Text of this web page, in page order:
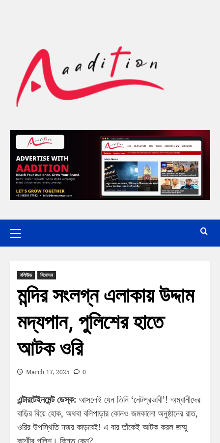
বলিউড বিনোদন
মন্দির সংলগ্ন এলাকায় উদ্দাম
মদ্যপান, পুলিশের হাতে
আটক ওরি
March 17, 2025 0
এন্টারটেইনমেন্ট ডেস্ক: আসলেই যেন তিনি ‘নেটপ্রভাবী’! অম্বানীদের
বাড়ির বিয়ে হোক, অথবা বলিপাড়ার কোনও জমকালো অনুষ্ঠানের রাত,
ওরির উপস্থিতি নজর কাড়বেই! এ বার তাঁকেই আটক করল জম্মু-
কাশ্মীর পুলিশ। কিন্তু কেন?